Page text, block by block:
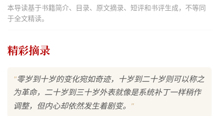
本导读基于书籍简介、目录、原文摘录、短评和书评生成，不等同
于全文精读。
精彩摘录
"零岁到十岁的变化宛如奇迹，十岁到二十岁则可以称之
为革命，二十岁到三十岁外表就像是系统补丁一样稍作
调整，但内心却依然发生着剧变。
"